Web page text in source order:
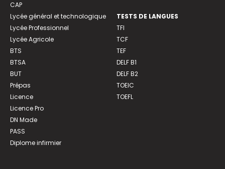
CAP
Lycée général et technologique
Lycée Professionnel
Lycée Agricole
BTS
BTSA
BUT
Prépas
Licence
Licence Pro
DN Made
PASS
Diplome infirmier
TESTS DE LANGUES
TFI
TCF
TEF
DELF B1
DELF B2
TOEIC
TOEFL